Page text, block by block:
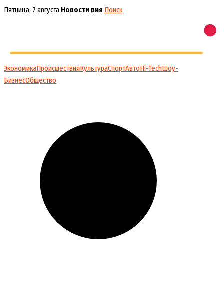
Перейти
Пятница, 7 августа Новости дня Поиск
ЭкономикаПроисшествияКультураСпортАвтоHi-TechШоу-
БизнесОбщество